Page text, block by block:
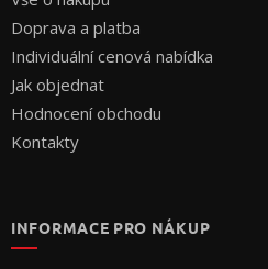
Doprava a platba
Individuální cenová nabídka
Jak objednat
Hodnocení obchodu
Kontakty
INFORMACE PRO NÁKUP